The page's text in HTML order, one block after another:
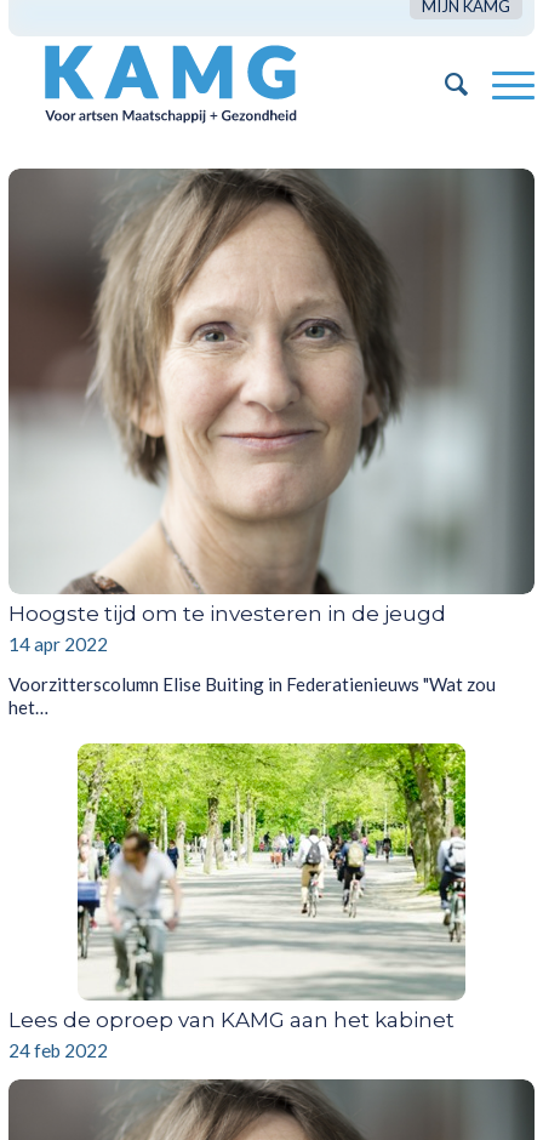
MIJN KAMG
Hoogste tijd om te investeren in de jeugd
14 apr 2022
Voorzitterscolumn Elise Buiting in Federatienieuws "Wat zou
het…
Lees de oproep van KAMG aan het kabinet
24 feb 2022